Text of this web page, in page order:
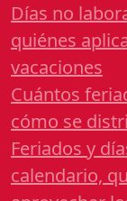
Días no
quiénes
vacaciones
Cuántos
cómo se
Feriados y
calendario,